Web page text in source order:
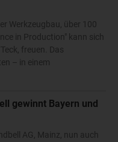
Werkzeugbau, über 100
in Production" kann sich
freuen. Das
– in einem
gewinnt Bayern und
AG, Mainz, nun auch